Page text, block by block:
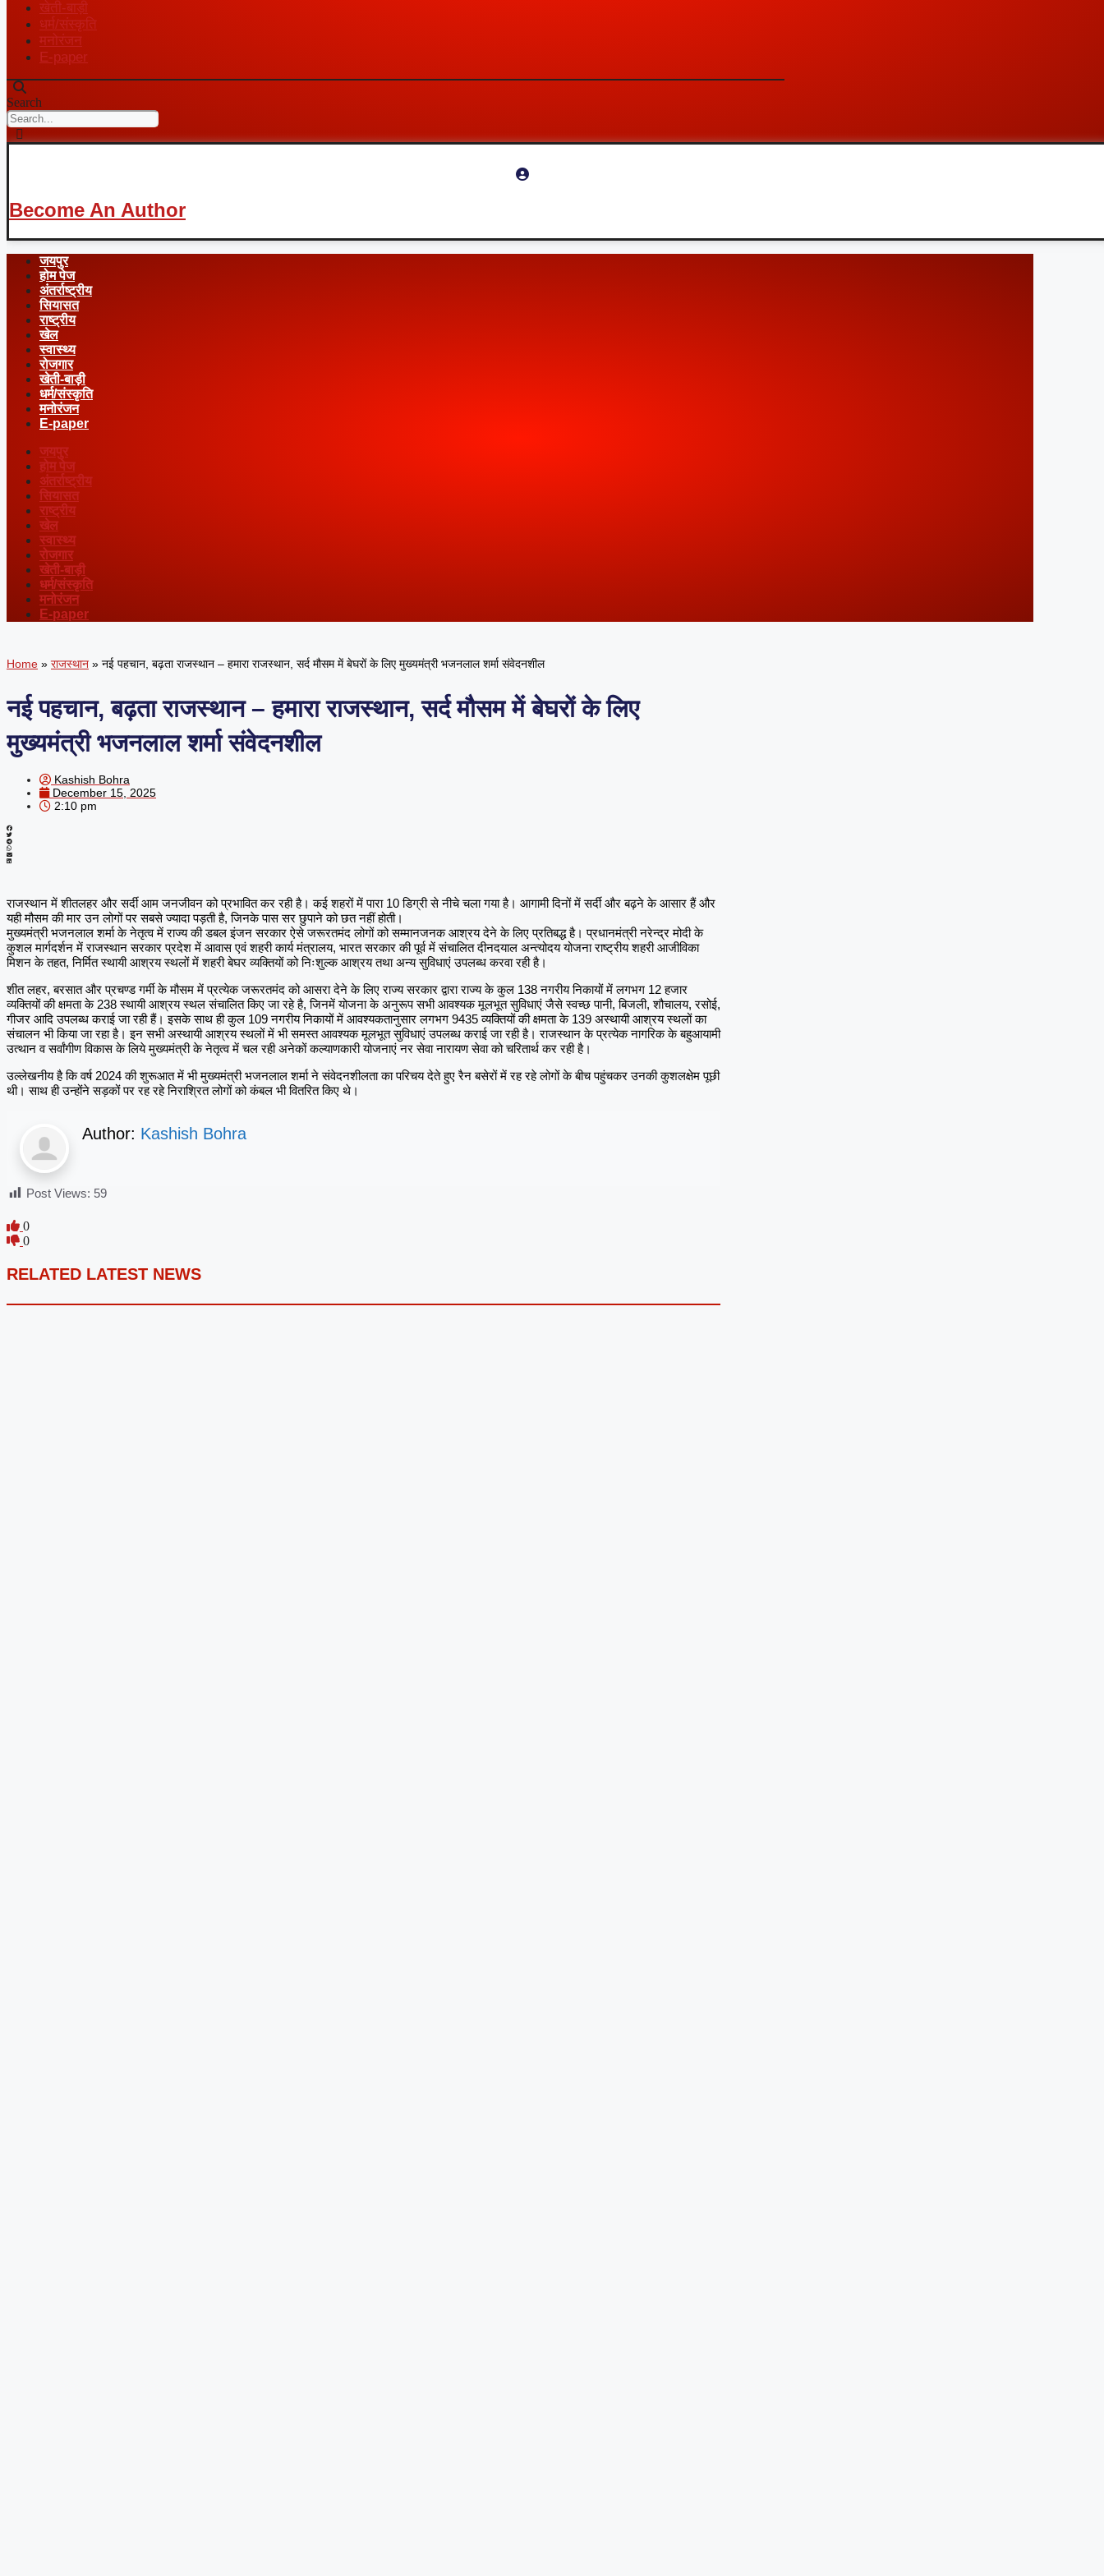
खेती-बाड़ी
धर्म/संस्कृति
मनोरंजन
E-paper
Search
Become An Author
जयपुर
होम पेज
अंतर्राष्ट्रीय
सियासत
राष्ट्रीय
खेल
स्वास्थ्य
रोजगार
खेती-बाड़ी
धर्म/संस्कृति
मनोरंजन
E-paper
जयपुर
होम पेज
अंतर्राष्ट्रीय
सियासत
राष्ट्रीय
खेल
स्वास्थ्य
रोजगार
खेती-बाड़ी
धर्म/संस्कृति
मनोरंजन
E-paper
Home » राजस्थान » नई पहचान, बढ़ता राजस्थान – हमारा राजस्थान, सर्द मौसम में बेघरों के लिए मुख्यमंत्री भजनलाल शर्मा संवेदनशील
नई पहचान, बढ़ता राजस्थान – हमारा राजस्थान, सर्द मौसम में बेघरों के लिए
मुख्यमंत्री भजनलाल शर्मा संवेदनशील
Kashish Bohra
December 15, 2025
2:10 pm
राजस्थान में शीतलहर और सर्दी आम जनजीवन को प्रभावित कर रही है। कई शहरों में पारा 10 डिग्री से नीचे चला गया है। आगामी दिनों में सर्दी और बढ़ने के आसार हैं और
यही मौसम की मार उन लोगों पर सबसे ज्यादा पड़ती है, जिनके पास सर छुपाने को छत नहीं होती।
मुख्यमंत्री भजनलाल शर्मा के नेतृत्व में राज्य की डबल इंजन सरकार ऐसे जरूरतमंद लोगों को सम्मानजनक आश्रय देने के लिए प्रतिबद्ध है। प्रधानमंत्री नरेन्द्र मोदी के
कुशल मार्गदर्शन में राजस्थान सरकार प्रदेश में आवास एवं शहरी कार्य मंत्रालय, भारत सरकार की पूर्व में संचालित दीनदयाल अन्त्योदय योजना राष्ट्रीय शहरी आजीविका
मिशन के तहत, निर्मित स्थायी आश्रय स्थलों में शहरी बेघर व्यक्तियों को निःशुल्क आश्रय तथा अन्य सुविधाएं उपलब्ध करवा रही है।
शीत लहर, बरसात और प्रचण्ड गर्मी के मौसम में प्रत्येक जरूरतमंद को आसरा देने के लिए राज्य सरकार द्वारा राज्य के कुल 138 नगरीय निकायों में लगभग 12 हजार
व्यक्तियों की क्षमता के 238 स्थायी आश्रय स्थल संचालित किए जा रहे है, जिनमें योजना के अनुरूप सभी आवश्यक मूलभूत सुविधाएं जैसे स्वच्छ पानी, बिजली, शौचालय, रसोई,
गीजर आदि उपलब्ध कराई जा रही हैं। इसके साथ ही कुल 109 नगरीय निकायों में आवश्यकतानुसार लगभग 9435 व्यक्तियों की क्षमता के 139 अस्थायी आश्रय स्थलों का
संचालन भी किया जा रहा है। इन सभी अस्थायी आश्रय स्थलों में भी समस्त आवश्यक मूलभूत सुविधाएं उपलब्ध कराई जा रही है। राजस्थान के प्रत्येक नागरिक के बहुआयामी
उत्थान व सर्वांगीण विकास के लिये मुख्यमंत्री के नेतृत्व में चल रही अनेकों कल्याणकारी योजनाएं नर सेवा नारायण सेवा को चरितार्थ कर रही है।
उल्लेखनीय है कि वर्ष 2024 की शुरूआत में भी मुख्यमंत्री भजनलाल शर्मा ने संवेदनशीलता का परिचय देते हुए रैन बसेरों में रह रहे लोगों के बीच पहुंचकर उनकी कुशलक्षेम पूछी
थी। साथ ही उन्होंने सड़कों पर रह रहे निराश्रित लोगों को कंबल भी वितरित किए थे।
Author: Kashish Bohra
Post Views: 59
0
0
RELATED LATEST NEWS